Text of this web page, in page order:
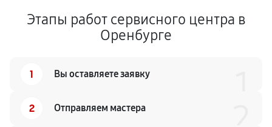
Этапы работ сервисного центра в
Оренбурге
1 Вы оставляете заявку
2 Отправляем мастера